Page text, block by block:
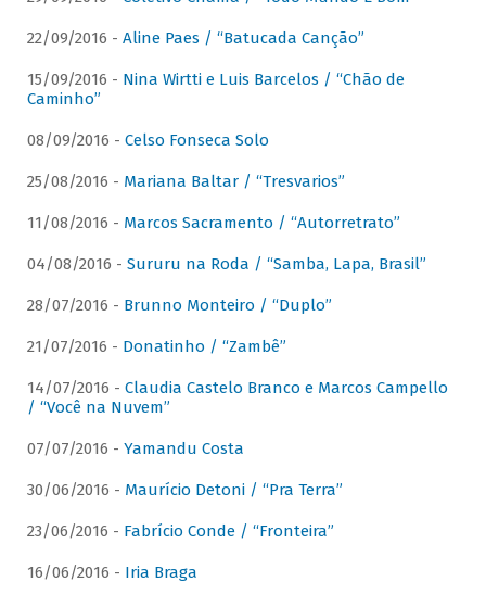
22/09/2016 - Aline Paes / “Batucada Canção”
15/09/2016 - Nina Wirtti e Luis Barcelos / “Chão de
Caminho”
08/09/2016 - Celso Fonseca Solo
25/08/2016 - Mariana Baltar / “Tresvarios”
11/08/2016 - Marcos Sacramento / “Autorretrato”
04/08/2016 - Sururu na Roda / “Samba, Lapa, Brasil”
28/07/2016 - Brunno Monteiro / “Duplo”
21/07/2016 - Donatinho / “Zambê”
14/07/2016 - Claudia Castelo Branco e Marcos Campello
/ “Você na Nuvem”
07/07/2016 - Yamandu Costa
30/06/2016 - Maurício Detoni / “Pra Terra”
23/06/2016 - Fabrício Conde / “Fronteira”
16/06/2016 - Iria Braga